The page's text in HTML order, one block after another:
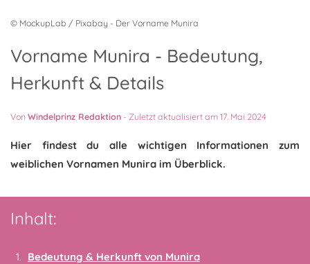
© MockupLab / Pixabay - Der Vorname Munira
Vorname Munira - Bedeutung,
Herkunft & Details
VonWindelprinz Redaktion - Zuletzt aktualisiert am 17. Mai 2024
Hier findest du alle wichtigen Informationen zum
weiblichen Vornamen Munira im Überblick.
Inhalt:
Bedeutung & Herkunft von Munira